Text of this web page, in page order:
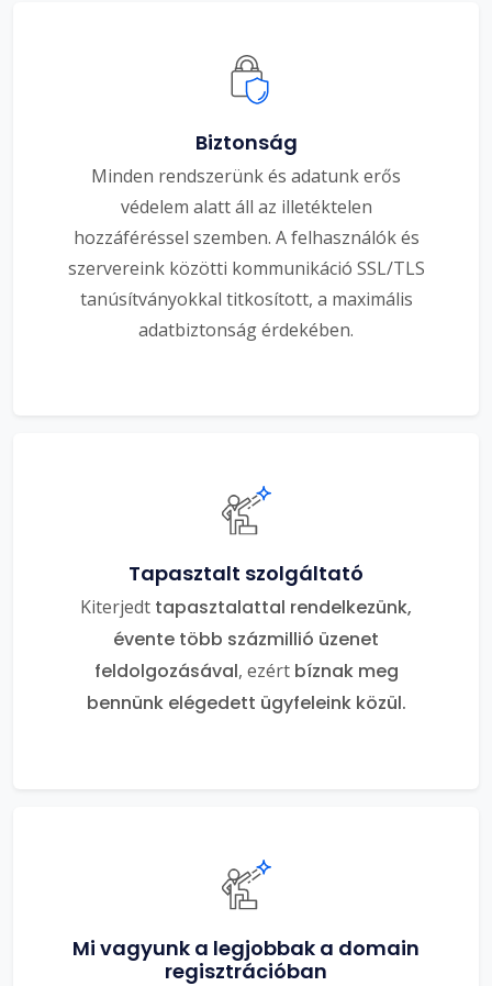
Biztonság
Minden rendszerünk és adatunk erős
védelem alatt áll az illetéktelen
hozzáféréssel szemben. A felhasználók és
szervereink közötti kommunikáció SSL/TLS
tanúsítványokkal titkosított, a maximális
adatbiztonság érdekében.
Tapasztalt szolgáltató
Kiterjedt tapasztalattal rendelkezünk,
évente több százmillió üzenet
feldolgozásával, ezért bíznak meg
bennünk elégedett ügyfeleink közül.
Mi vagyunk a legjobbak a domain
regisztrációban